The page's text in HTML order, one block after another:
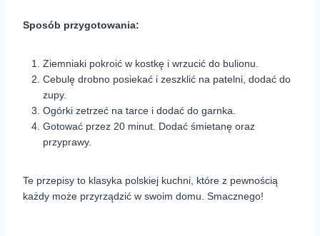
Sposób przygotowania:
Ziemniaki pokroić w kostkę i wrzucić do bulionu.
Cebulę drobno posiekać i zeszklić na patelni, dodać do
zupy.
Ogórki zetrzeć na tarce i dodać do garnka.
Gotować przez 20 minut. Dodać śmietanę oraz
przyprawy.
Te przepisy to klasyka polskiej kuchni, które z pewnością
każdy może przyrządzić w swoim domu. Smacznego!